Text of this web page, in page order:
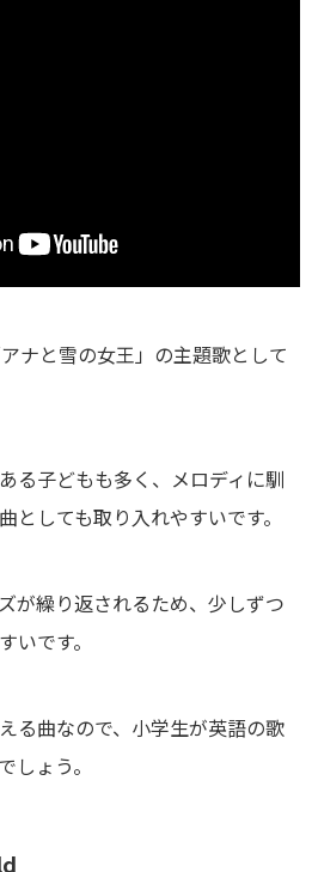
ナと雪の女王」の主題歌として
る子どもも多く、メロディに馴
としても取り入れやすいです。
が繰り返されるため、少しずつ
いです。
る曲なので、小学生が英語の歌
しょう。